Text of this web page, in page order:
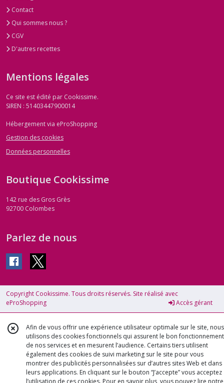
Contact
Qui sommes nous ?
CGV
D'autres recettes
Mentions légales
Ce site est édité par Cookissime.
SIREN : 51403447900014
Hébergement via eProShopping
Gestion des cookies
Données personnelles
Boutique Cookissime
142 rue des Gros Grès
92700 Colombes
Parlez de nous
Copyright Cookissime. Tous droits réservés. Site réalisé avec
eProShopping
Accès gérant
Afin de vous offrir une expérience utilisateur optimale sur le site, nous
utilisons des cookies fonctionnels qui assurent le bon fonctionnement
de nos services et en mesurent l’audience. Certains tiers utilisent
également des cookies de suivi marketing sur le site pour vous
montrer des publicités personnalisées sur d’autres sites Web et dans
leurs applications. En cliquant sur le bouton “J’accepte” vous acceptez
l’utilisation de ces cookies. Pour en savoir plus, vous pouvez lire notre